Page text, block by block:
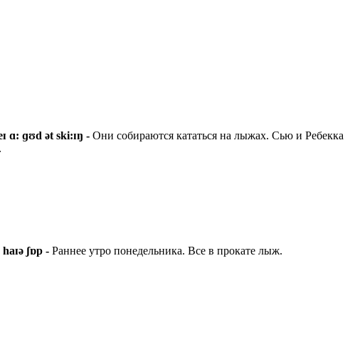
ɑ: ɡʊd ət ski:ɪŋ - Они собираются кататься на лыжах. Сью и Ребекка
ʃɒp - Раннее утро понедельника. Все в прокате лыж.